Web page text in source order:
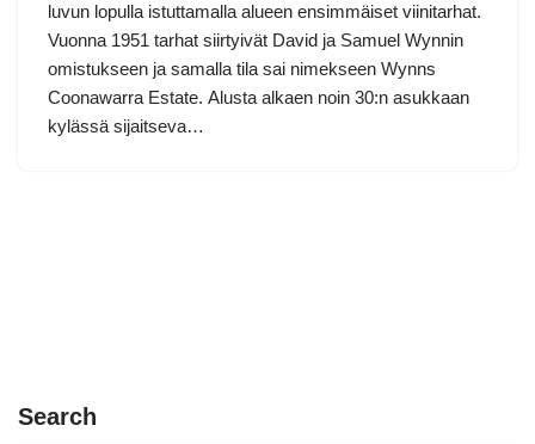
luvun lopulla istuttamalla alueen ensimmäiset viinitarhat.
Vuonna 1951 tarhat siirtyivät David ja Samuel Wynnin
omistukseen ja samalla tila sai nimekseen Wynns
Coonawarra Estate. Alusta alkaen noin 30:n asukkaan
kylässä sijaitseva…
Search